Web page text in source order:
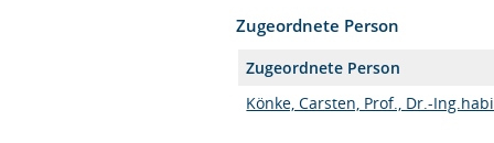
Zugeordnete Person
Zugeordnete Person
Könke, Carsten, Prof., Dr.-